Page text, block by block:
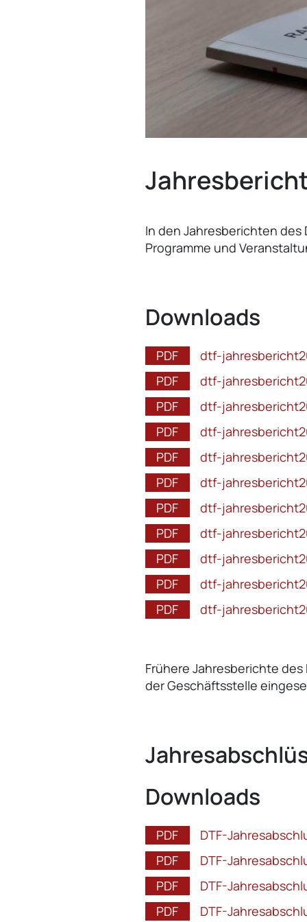
In den Jahresberichten
Programme und
Downloads
dtf-
dtf-
dtf-
dtf-
dtf-
dtf-
dtf-
dtf-
dtf-
dtf-
dtf-
Frühere Jahresberichte
der Geschäftsstelle
Downloads
DTF-
DTF-
DTF-
DTF-